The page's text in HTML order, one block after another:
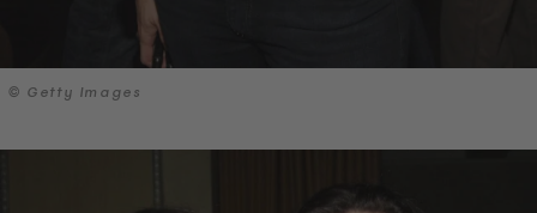
© Getty Images